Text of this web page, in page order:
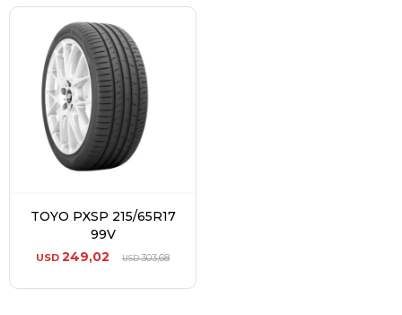
TOYO PXSP 215/65R17
99V
USD 249,02 USD303,68